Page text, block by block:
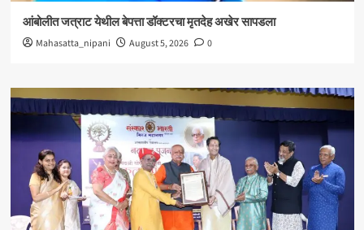
आंबोलीत जत्राट येथील बेपत्ता डॉक्टरचा मृतदेह अखेर सापडला
Mahasatta_nipani August 5, 2026 0